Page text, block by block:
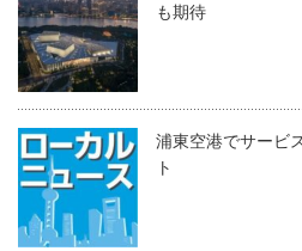
も期待
浦東空港でサービ
ト